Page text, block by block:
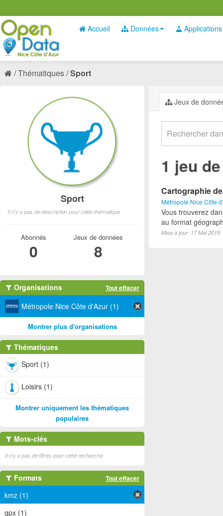
Accueil Données Applications
Thématiques Sport
Jeux de
1 jeu
Cartographie
Métropole Nice Côte
Vous trouverez
au format
Mise à jour: 17 Mai 2019
Sport
Il n'y a pas de description pour cette thématique
Abonnés
0
Jeux de données
8
Organisations Tout effacer
Métropole Nice Côte d'Azur (1)
Montrer plus d'organisations
Thématiques
Sport (1)
Loisirs (1)
Montrer uniquement les thématiques
populaires
Mots-clés
Il n'y a pas de filtres pour cette recherche
Formats Tout effacer
kmz (1)
gpx (1)